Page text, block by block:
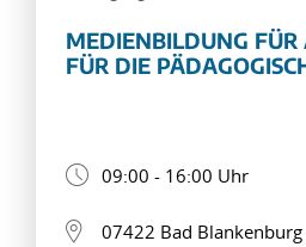
MEDIENBILDUNG FÜR
FÜR DIE
09:00 - 16:00 Uhr
07422 Bad Blankenburg